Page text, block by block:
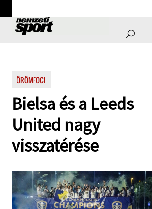
ÖRÖMFOCI
Bielsa és a Leeds
United nagy
visszatérése